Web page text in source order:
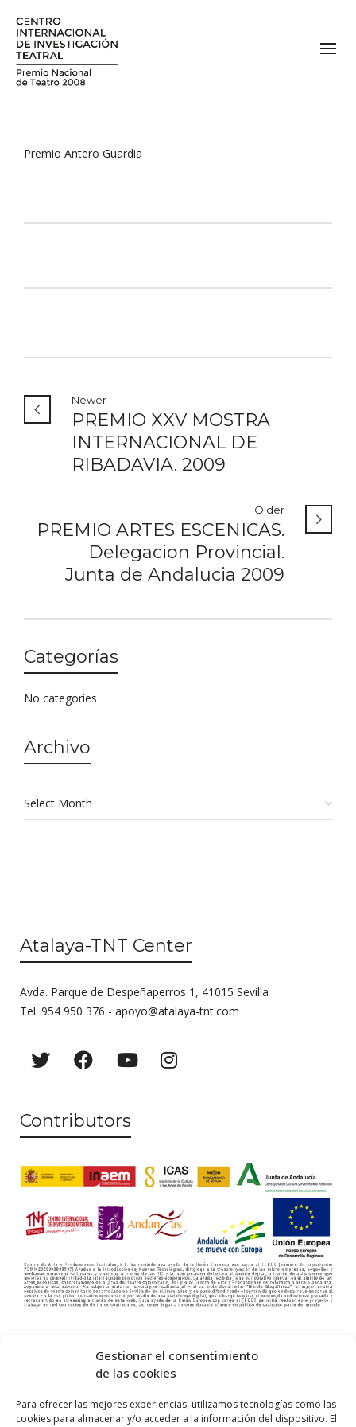
Gestionar el consentimiento
de las cookies
Para ofrecer las mejores experiencias, utilizamos tecnologías como las
cookies para almacenar y/o acceder a la información del dispositivo. El
Premio Antero Guardia
Newer
PREMIO XXV MOSTRA
INTERNACIONAL DE
RIBADAVIA. 2009
Older
PREMIO ARTES ESCENICAS.
Delegacion Provincial.
Junta de Andalucia 2009
Categorías
No categories
Archivo
Atalaya-TNT Center
Avda. Parque de Despeñaperros 1, 41015 Sevilla
Tel. 954 950 376 - apoyo@atalaya-tnt.com
Contributors